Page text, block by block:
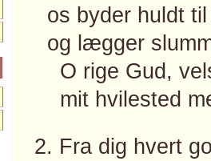
os byder huldt
og lægger
O rige Gud,
mit hvilested
2. Fra dig hvert